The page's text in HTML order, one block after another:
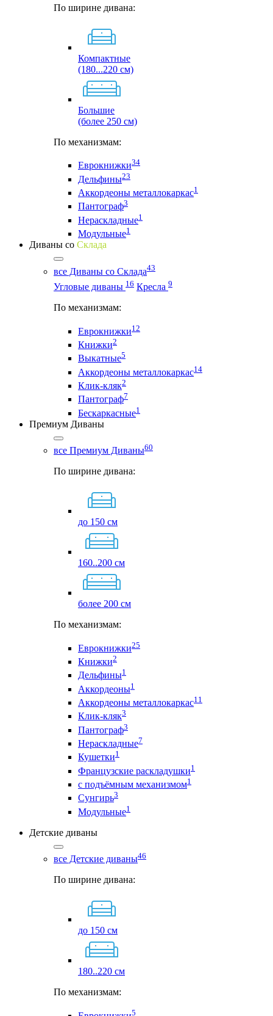
По ширине дивана:
Компактные
(180...220 см)
Большие
(более 250 см)
По механизмам:
Еврокнижки34
Дельфины23
Аккордеоны металлокаркас1
Пантограф3
Нераскладные1
Модульные1
Диваны со Склада
все Диваны со Склада43
Угловые диваны 16 Кресла 9
По механизмам:
Еврокнижки12
Книжки2
Выкатные5
Аккордеоны металлокаркас14
Клик-кляк2
Пантограф7
Бескаркасные1
Премиум Диваны
все Премиум Диваны60
По ширине дивана:
до 150 см
160..200 см
более 200 см
По механизмам:
Еврокнижки25
Книжки2
Дельфины1
Аккордеоны1
Аккордеоны металлокаркас11
Клик-кляк3
Пантограф3
Нераскладные7
Кушетки1
Французские раскладушки1
с подъёмным механизмом1
Сунгирь3
Модульные1
Детские диваны
все Детские диваны46
По ширине дивана:
до 150 см
180..220 см
По механизмам:
5